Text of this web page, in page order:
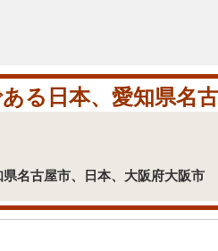
る日本、愛知県名
名古屋市、日本、大阪府大阪